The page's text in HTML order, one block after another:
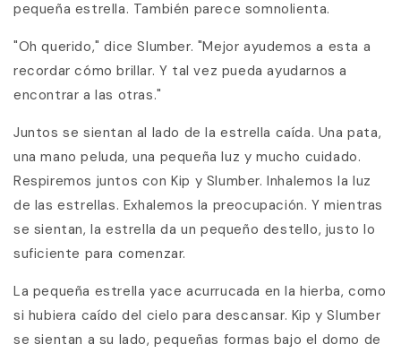
pequeña estrella. También parece somnolienta.
"Oh querido," dice Slumber. "Mejor ayudemos a esta a
recordar cómo brillar. Y tal vez pueda ayudarnos a
encontrar a las otras."
Juntos se sientan al lado de la estrella caída. Una pata,
una mano peluda, una pequeña luz y mucho cuidado.
Respiremos juntos con Kip y Slumber. Inhalemos la luz
de las estrellas. Exhalemos la preocupación. Y mientras
se sientan, la estrella da un pequeño destello, justo lo
suficiente para comenzar.
La pequeña estrella yace acurrucada en la hierba, como
si hubiera caído del cielo para descansar. Kip y Slumber
se sientan a su lado, pequeñas formas bajo el domo de